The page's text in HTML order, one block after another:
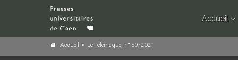
Accueil
Accueil Le Télémaque, n° 59/2021